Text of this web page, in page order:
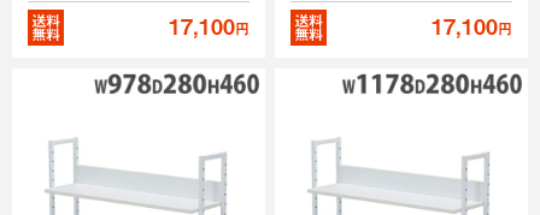
17,100円 17,100円